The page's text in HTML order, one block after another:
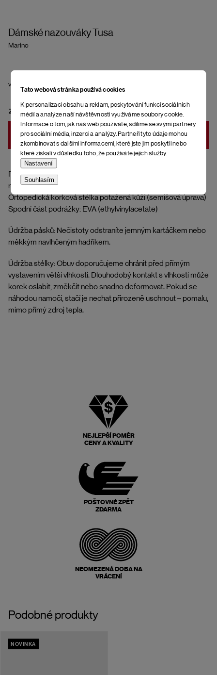
Tato webová stránka používá cookies
K personalizaci obsahu a reklam, poskytování funkcí sociálních
médií a analýze naší návštěvnosti využíváme soubory cookie.
Informace o tom, jak náš web používáte, sdílíme se svými partnery
pro sociální média, inzerci a analýzy. Partneři tyto údaje mohou
zkombinovat s dalšími informacemi, které jste jim poskytli nebo
které získali v důsledku toho, že používáte jejich služby.
Nastavení
Souhlasím
Dámské nazouváky Tusa
Marino
Pásky přes nohy: 38 % bavlna, 35 % polyamid, 16 %
recyklovaná bavlna, 11 % recyklovaný polyester
Ortopedická korková stélka potažená kůží (semišová úprava)
Spodní část podrážky: EVA (ethylvinylacetate)
Údržba pásků: Nečistoty odstraníte jemným kartáčkem nebo
měkkým navlhčeným hadříkem.
Údržba stélky: Obuv doporučujeme chránit před přímým
vystavením větší vlhkosti. Dlouhodobý kontakt s vlhkostí může
korek oslabit, změkčit nebo snadno deformovat. Pokud se
náhodou namočí, stačí je nechat přirozeně uschnout – pomalu,
mimo přímý zdroj tepla.
ZVOLTE VARIANTU
DO KOŠÍKU
NEJLEPŠÍ POMĚR
CENY A KVALITY
POŠTOVNÉ ZPĚT
ZDARMA
NEOMEZENÁ DOBA NA
VRÁCENÍ
Podobné produkty
NOVINKA